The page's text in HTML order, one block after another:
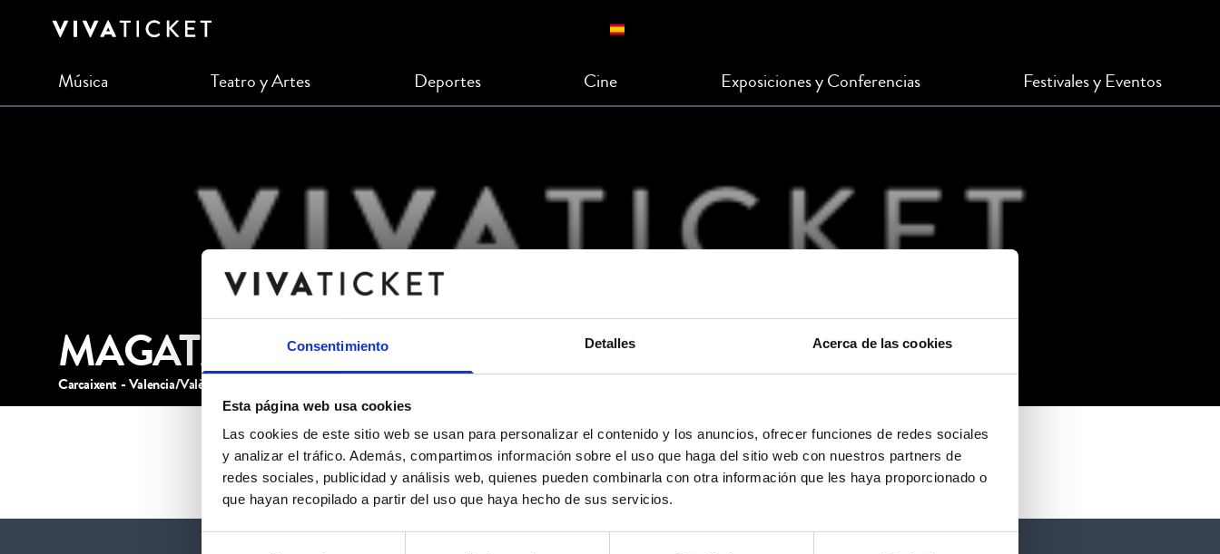
Consentimiento Detalles Acerca de las cookies
Esta página web usa cookies
Las cookies de este sitio web se usan para personalizar el contenido y los anuncios, ofrecer funciones de redes sociales
y analizar el tráfico. Además, compartimos información sobre el uso que haga del sitio web con nuestros partners de
redes sociales, publicidad y análisis web, quienes pueden combinarla con otra información que les haya proporcionado o
que hayan recopilado a partir del uso que haya hecho de sus servicios.
Música Teatro y Artes Deportes Cine Exposiciones y Conferencias Festivales y Eventos
MAGATZEM DE RIBERA
Carcaixent - Valencia/València
No hay eventos disponibles